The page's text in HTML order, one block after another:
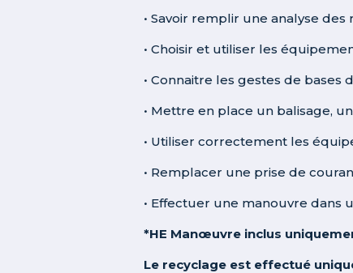
• Savoir remplir une analyse des
• Choisir et utiliser les
• Connaitre les gestes de bases
• Mettre en place un balisage,
• Utiliser correctement les
• Remplacer une prise de
• Effectuer une manouvre
*HE Manœuvre inclus
Le recyclage est effectué